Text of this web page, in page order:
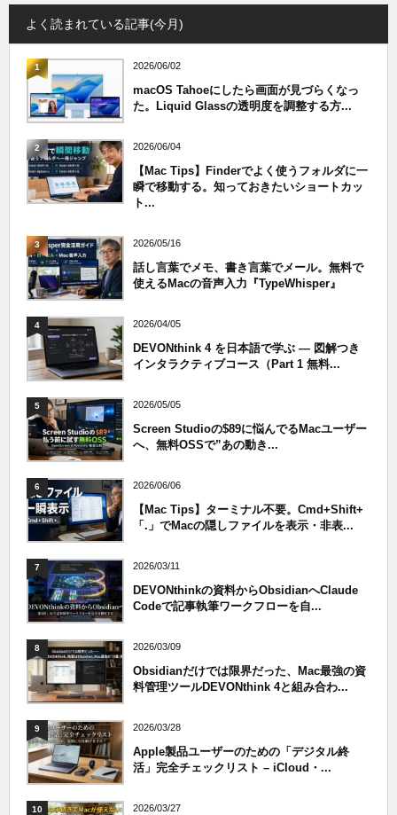
よく読まれている記事(今月)
1 2026/06/02
macOS Tahoeにしたら画面が見づらくなっ
た。Liquid Glassの透明度を調整する方...
2 2026/06/04
【Mac Tips】Finderでよく使うフォルダに一
瞬で移動する。知っておきたいショートカッ
ト...
3 2026/05/16
話し言葉でメモ、書き言葉でメール。無料で
使えるMacの音声入力『TypeWhisper』
4 2026/04/05
DEVONthink 4 を日本語で学ぶ — 図解つき
インタラクティブコース（Part 1 無料...
5 2026/05/05
Screen Studioの$89に悩んでるMacユーザー
へ、無料OSSで”あの動き...
6 2026/06/06
【Mac Tips】ターミナル不要。Cmd+Shift+
「.」でMacの隠しファイルを表示・非表...
7 2026/03/11
DEVONthinkの資料からObsidianへClaude
Codeで記事執筆ワークフローを自...
8 2026/03/09
Obsidianだけでは限界だった、Mac最強の資
料管理ツールDEVONthink 4と組み合わ...
9 2026/03/28
Apple製品ユーザーのための「デジタル終
活」完全チェックリスト – iCloud・...
10 2026/03/27